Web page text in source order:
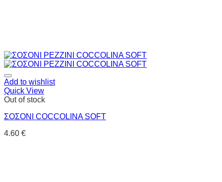
Add to wishlist
Quick View
Out of stock
ΣΟΣΟΝΙ COCCOLINA SOFT
4.60 €